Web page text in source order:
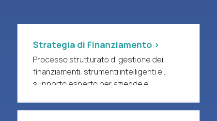
Strategia di Finanziamento >
Processo strutturato di gestione dei
finanziamenti, strumenti intelligenti e
supporto esperto per aziende e
di R&S